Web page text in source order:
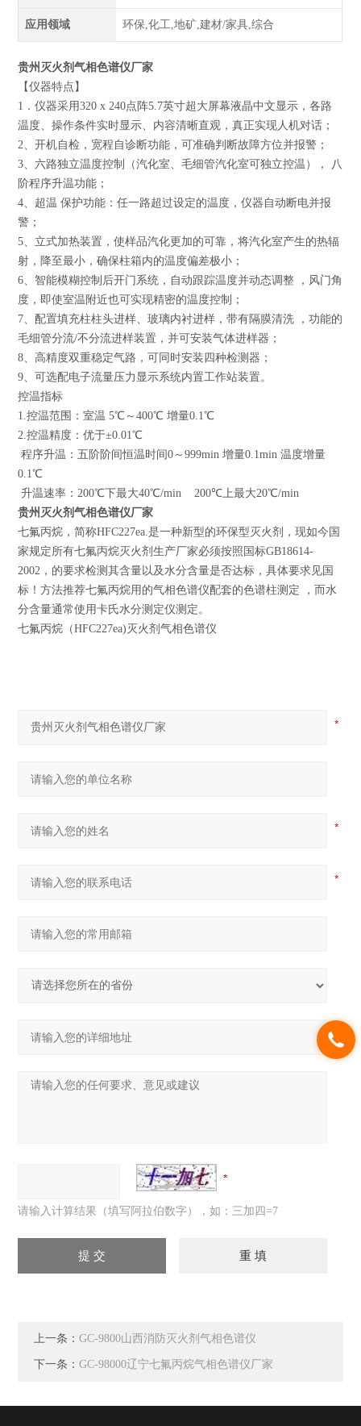
应用领域 环保,化工,地矿,建材/家具,综合
贵州灭火剂气相色谱仪厂家
【仪器特点】
1．仪器采用320 x 240点阵5.7英寸超大屏幕液晶中文显示，各路
温度、操作条件实时显示、内容清晰直观，真正实现人机对话；
2、开机自检，宽程自诊断功能，可准确判断故障方位并报警；
3、六路独立温度控制（汽化室、毛细管汽化室可独立控温）， 八
阶程序升温功能；
4、超温 保护功能：任一路超过设定的温度，仪器自动断电并报
警；
5、立式加热装置，使样品汽化更加的可靠，将汽化室产生的热辐
射，降至最小，确保柱箱内的温度偏差极小；
6、智能模糊控制后开门系统，自动跟踪温度并动态调整 ，风门角
度，即使室温附近也可实现精密的温度控制；
7、配置填充柱柱头进样、玻璃内衬进样，带有隔膜清洗 ，功能的
毛细管分流/不分流进样装置，并可安装气体进样器；
8、高精度双重稳定气路，可同时安装四种检测器；
9、可选配电子流量压力显示系统内置工作站装置。
控温指标
1.控温范围：室温 5℃～400℃ 增量0.1℃
2.控温精度：优于±0.01℃
程序升温：五阶阶间恒温时间0～999min 增量0.1min 温度增量
0.1℃
升温速率：200℃下最大40℃/min 200℃上最大20℃/min
贵州灭火剂气相色谱仪厂家
七氟丙烷，简称HFC227ea.是一种新型的环保型灭火剂，现如今国
家规定所有七氟丙烷灭火剂生产厂家必须按照国标GB18614-
2002，的要求检测其含量以及水分含量是否达标，具体要求见国
标！方法推荐七氟丙烷用的气相色谱仪配套的色谱柱测定 ，而水
分含量通常使用卡氏水分测定仪测定。
七氟丙烷（HFC227ea)灭火剂气相色谱仪
请输入计算结果（填写阿拉伯数字），如：三加四=7
上一条：GC-9800山西消防灭火剂气相色谱仪
下一条：GC-98000辽宁七氟丙烷气相色谱仪厂家